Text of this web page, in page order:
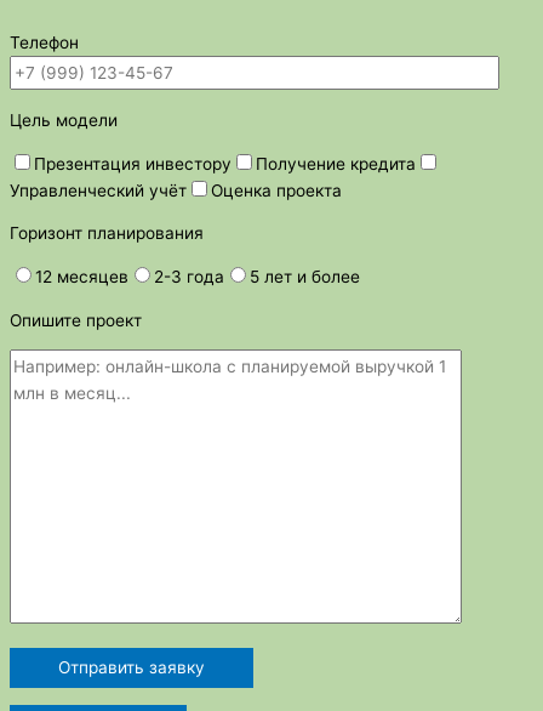
Телефон
Цель модели
Презентация инвестору
Получение кредита
Управленческий учёт
Оценка проекта
Горизонт планирования
12 месяцев 2-3 года 5 лет и более
Опишите проект